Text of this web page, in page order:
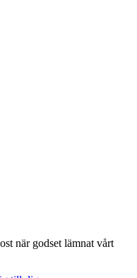
när godset lämnat vårt